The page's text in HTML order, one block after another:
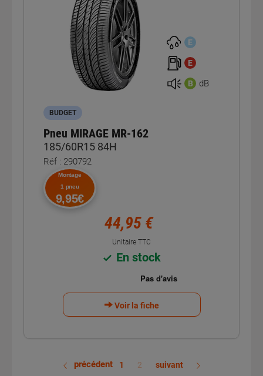
E
E
B dB
BUDGET
Pneu MIRAGE MR-162
185/60R15 84H
Réf : 290792
Montage
1 pneu
9,95€
44,95 €
Unitaire TTC
En stock
Voir la fiche
précédent 1 2 suivant